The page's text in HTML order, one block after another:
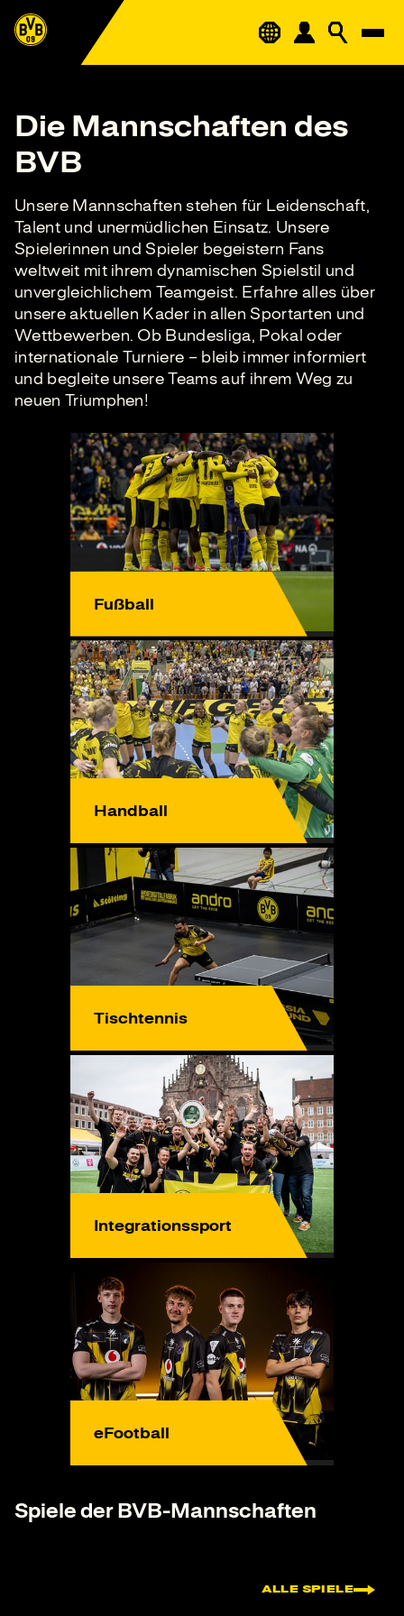
Die Mannschaften des
BVB
Unsere Mannschaften stehen für Leidenschaft,
Talent und unermüdlichen Einsatz. Unsere
Spielerinnen und Spieler begeistern Fans
weltweit mit ihrem dynamischen Spielstil und
unvergleichlichem Teamgeist. Erfahre alles über
unsere aktuellen Kader in allen Sportarten und
Wettbewerben. Ob Bundesliga, Pokal oder
internationale Turniere – bleib immer informiert
und begleite unsere Teams auf ihrem Weg zu
neuen Triumphen!
Fußball
Handball
Tischtennis
Integrationssport
eFootball
Spiele der BVB-Mannschaften
ALLE SPIELE